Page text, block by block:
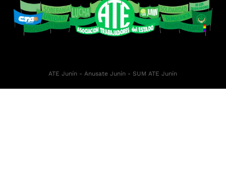
ATE Junín - Anusate Junín -SUM ATE Junín